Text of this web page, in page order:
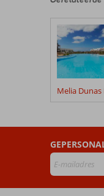
klanten
na
hun
verblijf
Royal
die